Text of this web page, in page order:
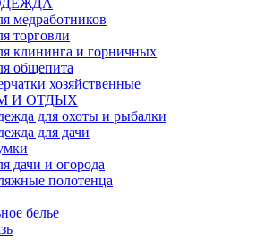
медработников
торговли
клининга и горничных
общепита
хозяйственные
И ОТДЫХ
для охоты и рыбалки
для дачи
дачи и огорода
полотенца
белье